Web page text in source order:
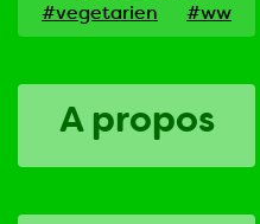
#vegetarien
#ww
A propos